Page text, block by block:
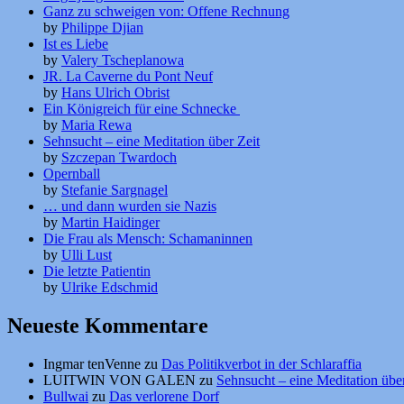
Ganz zu schweigen von: Offene Rechnung
by Philippe Djian
Ist es Liebe
by Valery Tscheplanowa
JR. La Caverne du Pont Neuf
by Hans Ulrich Obrist
Ein Königreich für eine Schnecke
by Maria Rewa
Sehnsucht – eine Meditation über Zeit
by Szczepan Twardoch
Opernball
by Stefanie Sargnagel
… und dann wurden sie Nazis
by Martin Haidinger
Die Frau als Mensch: Schamaninnen
by Ulli Lust
Die letzte Patientin
by Ulrike Edschmid
Neueste Kommentare
Ingmar tenVenne zu Das Politikverbot in der Schlaraffia
LUITWIN VON GALEN zu Sehnsucht – eine Meditation
Bullwai zu Das verlorene Dorf